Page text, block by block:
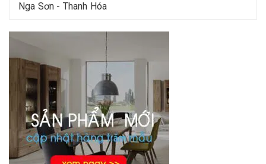
Nga Sơn - Thanh Hóa